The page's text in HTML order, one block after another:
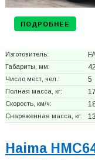
ПОДРОБНЕЕ
Изготовитель:
Габариты, мм:
Число мест, чел.: 5
Полная масса, кг:
Скорость, км/ч:
Снаряженная масса, кг:
Haima